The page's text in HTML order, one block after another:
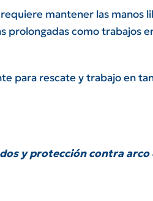
mantener las
prolongadas como trabajos
para rescate y trabajo en
y protección contra